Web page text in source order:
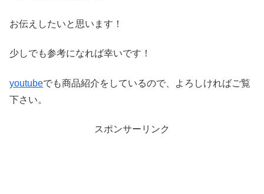
お伝えしたいと思います！
少しでも参考になれば幸いです！
youtubeでも商品紹介をしているので、よろしければご覧
下さい。
スポンサーリンク